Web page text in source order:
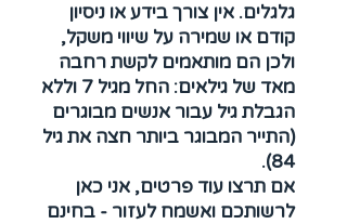
גלגלים. אין צורך בידע או ניסיון
קודם או שמירה על שיווי משקל,
ולכן הם מותאמים לקשת רחבה
מאד של גילאים: החל מגיל 7 וללא
הגבלת גיל עבור אנשים מבוגרים
(התייר המבוגר ביותר חצה את גיל
84).
אם תרצו עוד פרטים, אני כאן
לרשותכם ואשמח לעזור - בחינם